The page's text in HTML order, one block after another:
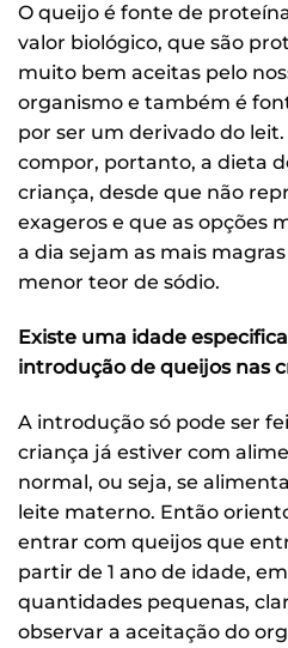
O queijo é fonte de
valor biológico, que são
muito bem aceitas pelo
organismo e também é
por ser um derivado do leit.
compor, portanto, a dieta
criança, desde que não
exageros e que as opções
a dia sejam as mais
menor teor de sódio.
Existe uma idade
introdução de queijos nas
A introdução só pode ser
criança já estiver com
normal, ou seja, se
leite materno. Então
entrar com queijos que
partir de 1 ano de idade, em
quantidades pequenas,
observar a aceitação do